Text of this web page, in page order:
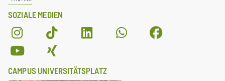
SOZIALE MEDIEN
CAMPUS UNIVERSITÄTSPLATZ